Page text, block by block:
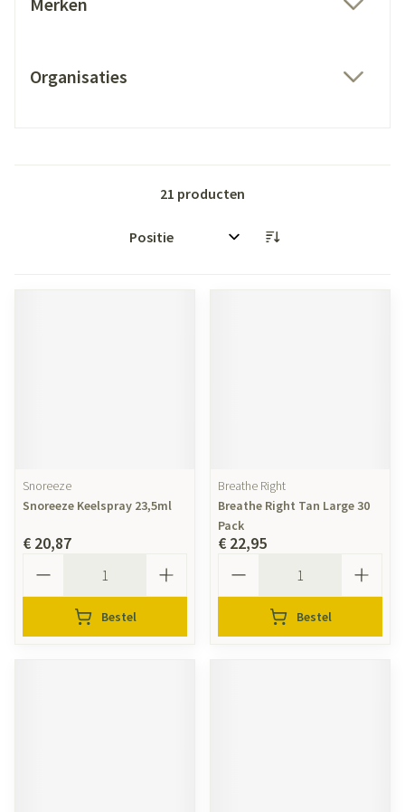
Organisaties
21 producten
Sorteer op:
Snoreeze
Snoreeze Keelspray 23,5ml
€ 20,87
Bestel
Breathe Right
Breathe Right Tan Large 30
Pack
€ 22,95
Bestel